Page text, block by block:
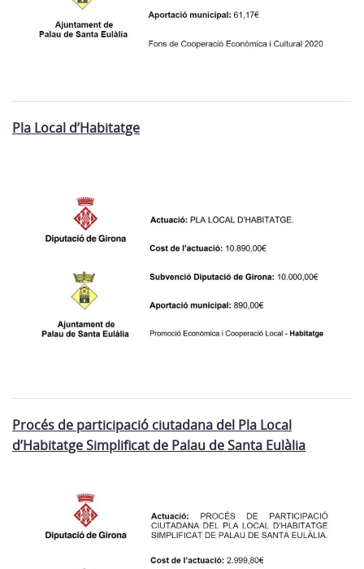
Pla Local d’Habitatge
Procés de participació ciutadana del Pla Local
d’Habitatge Simplificat de Palau de Santa Eulàlia